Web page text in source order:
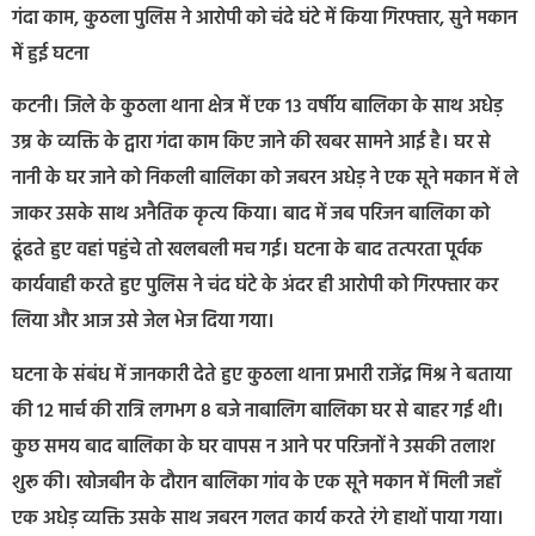
गंदा काम, कुठला पुलिस ने आरोपी को चंदे घंटे में किया गिरफ्तार, सुने मकान
में हुई घटना
कटनी। जिले के कुठला थाना क्षेत्र में एक 13 वर्षीय बालिका के साथ अधेड़
उम्र के व्यक्ति के द्वारा गंदा काम किए जाने की खबर सामने आई है। घर से
नानी के घर जाने को निकली बालिका को जबरन अधेड़ ने एक सूने मकान में ले
जाकर उसके साथ अनैतिक कृत्य किया। बाद में जब परिजन बालिका को
ढूंढते हुए वहां पहुंचे तो खलबली मच गई। घटना के बाद तत्परता पूर्वक
कार्यवाही करते हुए पुलिस ने चंद घंटे के अंदर ही आरोपी को गिरफ्तार कर
लिया और आज उसे जेल भेज दिया गया।
घटना के संबंध में जानकारी देते हुए कुठला थाना प्रभारी राजेंद्र मिश्र ने बताया
की 12 मार्च की रात्रि लगभग 8 बजे नाबालिग बालिका घर से बाहर गई थी।
कुछ समय बाद बालिका के घर वापस न आने पर परिजनों ने उसकी तलाश
शुरू की। खोजबीन के दौरान बालिका गांव के एक सूने मकान में मिली जहाँ
एक अधेड़ व्यक्ति उसके साथ जबरन गलत कार्य करते रंगे हाथों पाया गया।